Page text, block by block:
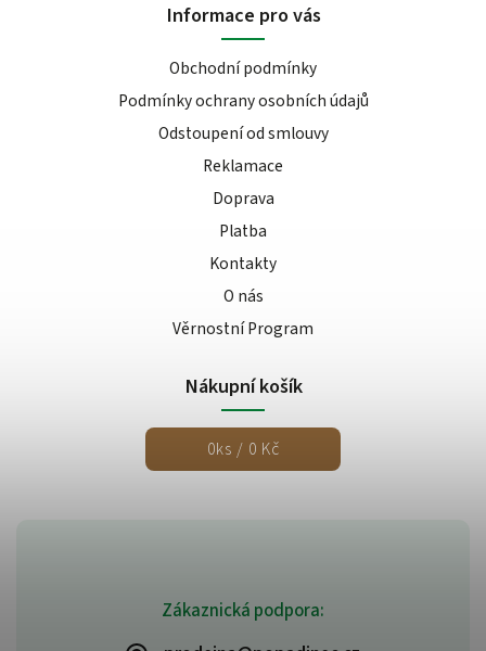
Zákaznická podpora:
Informace pro vás
Obchodní podmínky
Podmínky ochrany osobních údajů
Odstoupení od smlouvy
Reklamace
Doprava
Platba
Kontakty
O nás
Věrnostní Program
Nákupní košík
0ks / 0 Kč